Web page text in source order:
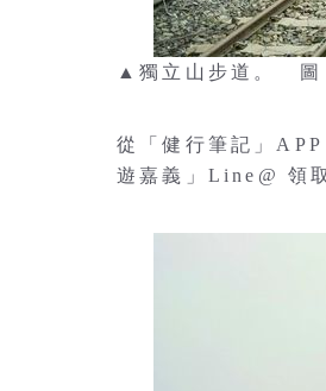
▲獨立山步道。 圖
從「健行筆記」
遊嘉義」Line@ 領